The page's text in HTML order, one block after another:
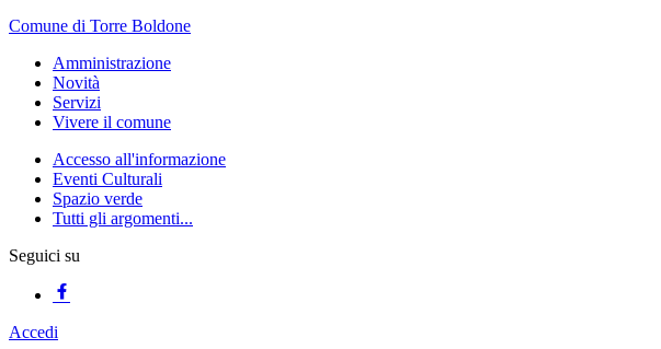
Comune di Torre Boldone
Amministrazione
Novità
Servizi
Vivere il comune
Accesso all'informazione
Eventi Culturali
Spazio verde
Tutti gli argomenti...
Seguici su
Accedi